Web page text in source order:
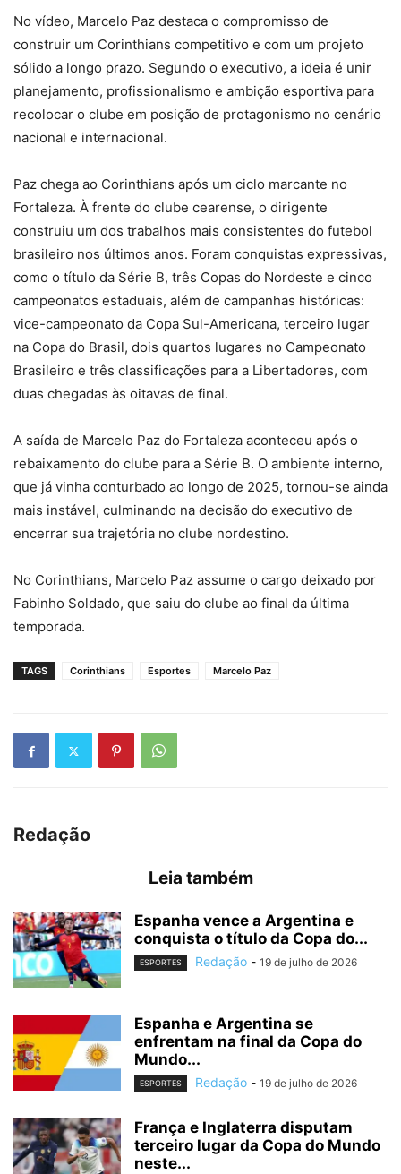
No vídeo, Marcelo Paz destaca o compromisso de
construir um Corinthians competitivo e com um projeto
sólido a longo prazo. Segundo o executivo, a ideia é unir
planejamento, profissionalismo e ambição esportiva para
recolocar o clube em posição de protagonismo no cenário
nacional e internacional.
Paz chega ao Corinthians após um ciclo marcante no
Fortaleza. À frente do clube cearense, o dirigente
construiu um dos trabalhos mais consistentes do futebol
brasileiro nos últimos anos. Foram conquistas expressivas,
como o título da Série B, três Copas do Nordeste e cinco
campeonatos estaduais, além de campanhas históricas:
vice-campeonato da Copa Sul-Americana, terceiro lugar
na Copa do Brasil, dois quartos lugares no Campeonato
Brasileiro e três classificações para a Libertadores, com
duas chegadas às oitavas de final.
A saída de Marcelo Paz do Fortaleza aconteceu após o
rebaixamento do clube para a Série B. O ambiente interno,
que já vinha conturbado ao longo de 2025, tornou-se ainda
mais instável, culminando na decisão do executivo de
encerrar sua trajetória no clube nordestino.
No Corinthians, Marcelo Paz assume o cargo deixado por
Fabinho Soldado, que saiu do clube ao final da última
temporada.
TAGS Corinthians Esportes Marcelo Paz
Redação
Leia também
Espanha vence a Argentina e
conquista o título da Copa do...
ESPORTES Redação - 19 de julho de 2026
Espanha e Argentina se
enfrentam na final da Copa do
Mundo...
ESPORTES Redação - 19 de julho de 2026
França e Inglaterra disputam
terceiro lugar da Copa do Mundo
neste...